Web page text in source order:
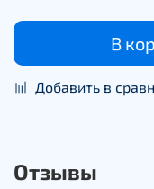
В
Добавить в
Отзывы